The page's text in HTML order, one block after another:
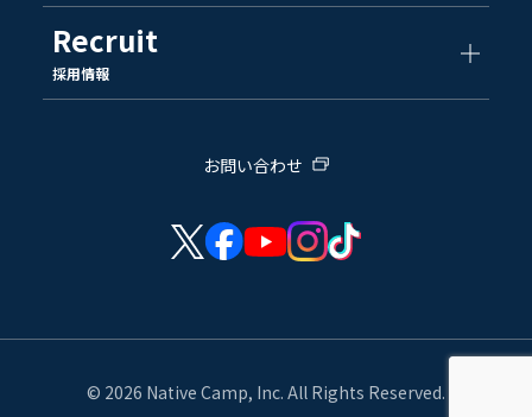
Recruit
採用情報
お問い合わせ
© 2026 Native Camp, Inc. All Rights Reserved.